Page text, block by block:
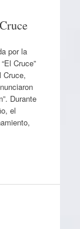
por la
Cruce”
Cruce,
Durante
el